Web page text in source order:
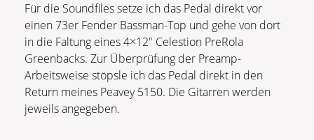
Für die Soundfiles setze ich das Pedal direkt vor
einen 73er Fender Bassman-Top und gehe von dort
in die Faltung eines 4×12″ Celestion PreRola
Greenbacks. Zur Überprüfung der Preamp-
Arbeitsweise stöpsle ich das Pedal direkt in den
Return meines Peavey 5150. Die Gitarren werden
jeweils angegeben.